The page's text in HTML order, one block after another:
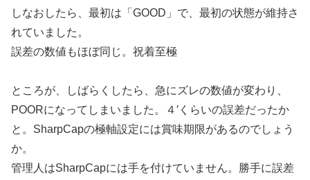
しなおしたら、最初は「GOOD」で、最初の状態が維持さ
れていました。
誤差の数値もほぼ同じ。祝着至極
ところが、しばらくしたら、急にズレの数値が変わり、
POORになってしまいました。４′くらいの誤差だったか
と。SharpCapの極軸設定には賞味期限があるのでしょう
か。
管理人はSharpCapには手を付けていません。勝手に誤差